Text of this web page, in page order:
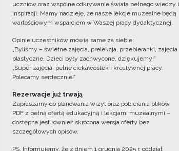
uczniów oraz wspólne odkrywanie świata pełnego wiedzy i
inspiracji. Mamy nadzieję, że nasze lekcje muzealne będą
wartościowym wsparciem w Waszej pracy dydaktycznej.
Opinie uczestników mówią same za siebie:
„Byliśmy – świetne zajęcia, prelekcja, przebieranki, zajęcia
plastyczne. Dzieci były zachwycone, dziękujemy!”
„Super zajęcia, pełne ciekawostek i kreatywnej pracy.
Polecamy serdecznie!”
Rezerwacje już trwają
Zapraszamy do planowania wizyt oraz pobierania plików
PDF z pełną ofertą edukacyjną i lekcjami muzealnymi –
dostępna jest również skrócona wersja oferty bez
szczegółowych opisów.
PS. Informujemy, że z dniem 1 grudnia 2025 r. oddział